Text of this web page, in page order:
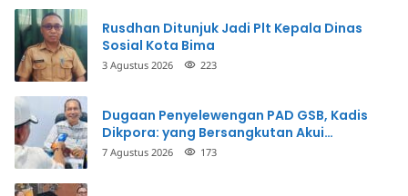
Rusdhan Ditunjuk Jadi Plt Kepala Dinas
Sosial Kota Bima
3 Agustus 2026 223
Dugaan Penyelewengan PAD GSB, Kadis
Dikpora: yang Bersangkutan Akui
Perbuatannya dan Siap Mengembalikan
7 Agustus 2026 173